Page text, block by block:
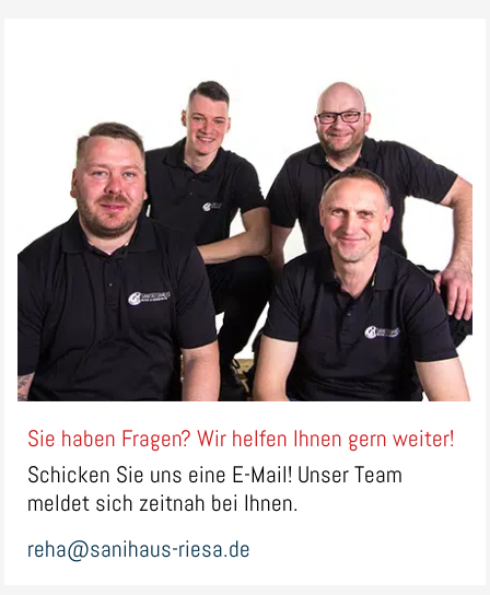
Sie haben Fragen? Wir helfen Ihnen gern weiter!
Schicken Sie uns eine E-Mail! Unser Team
meldet sich zeitnah bei Ihnen.
reha@sanihaus-riesa.de